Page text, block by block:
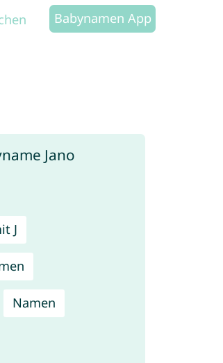
Babynamen App
J
Namen